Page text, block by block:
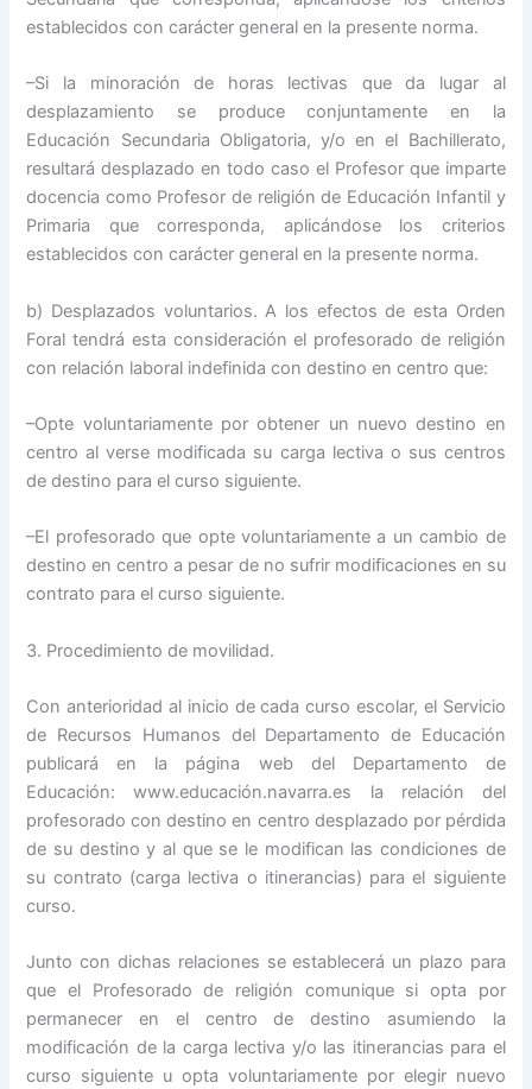
establecidos con carácter general en la presente norma.
–Si la minoración de horas lectivas que da lugar al
desplazamiento se produce conjuntamente en la
Educación Secundaria Obligatoria, y/o en el Bachillerato,
resultará desplazado en todo caso el Profesor que imparte
docencia como Profesor de religión de Educación Infantil y
Primaria que corresponda, aplicándose los criterios
establecidos con carácter general en la presente norma.
b) Desplazados voluntarios. A los efectos de esta Orden
Foral tendrá esta consideración el profesorado de religión
con relación laboral indefinida con destino en centro que:
–Opte voluntariamente por obtener un nuevo destino en
centro al verse modificada su carga lectiva o sus centros
de destino para el curso siguiente.
–El profesorado que opte voluntariamente a un cambio de
destino en centro a pesar de no sufrir modificaciones en su
contrato para el curso siguiente.
3. Procedimiento de movilidad.
Con anterioridad al inicio de cada curso escolar, el Servicio
de Recursos Humanos del Departamento de Educación
publicará en la página web del Departamento de
Educación: www.educación.navarra.es la relación del
profesorado con destino en centro desplazado por pérdida
de su destino y al que se le modifican las condiciones de
su contrato (carga lectiva o itinerancias) para el siguiente
curso.
Junto con dichas relaciones se establecerá un plazo para
que el Profesorado de religión comunique si opta por
permanecer en el centro de destino asumiendo la
modificación de la carga lectiva y/o las itinerancias para el
curso siguiente u opta voluntariamente por elegir nuevo